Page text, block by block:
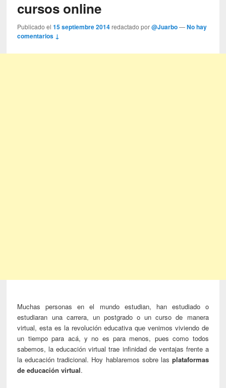
cursos online
Publicado el15 septiembre 2014 redactado por@Juarbo —No hay
comentarios ↓
Muchas personas en el mundo estudian, han estudiado o
estudiaran una carrera, un postgrado o un curso de manera
virtual, esta es la revolución educativa que venimos viviendo de
un tiempo para acá, y no es para menos, pues como todos
sabemos, la educación virtual trae infinidad de ventajas frente a
la educación tradicional. Hoy hablaremos sobre las plataformas
de educación virtual.